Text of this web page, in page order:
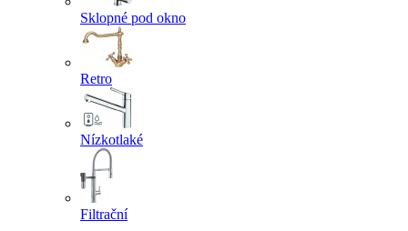
Sklopné pod okno
Retro
Nízkotlaké
Filtrační